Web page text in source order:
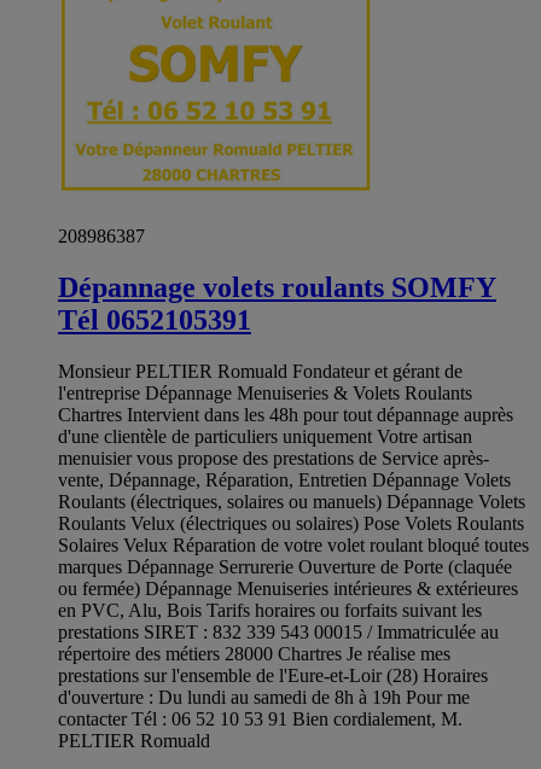
208986387
Dépannage volets roulants SOMFY
Tél 0652105391
Monsieur PELTIER Romuald Fondateur et gérant de
l'entreprise Dépannage Menuiseries & Volets Roulants
Chartres Intervient dans les 48h pour tout dépannage auprès
d'une clientèle de particuliers uniquement Votre artisan
menuisier vous propose des prestations de Service après-
vente, Dépannage, Réparation, Entretien Dépannage Volets
Roulants (électriques, solaires ou manuels) Dépannage Volets
Roulants Velux (électriques ou solaires) Pose Volets Roulants
Solaires Velux Réparation de votre volet roulant bloqué toutes
marques Dépannage Serrurerie Ouverture de Porte (claquée
ou fermée) Dépannage Menuiseries intérieures & extérieures
en PVC, Alu, Bois Tarifs horaires ou forfaits suivant les
prestations SIRET : 832 339 543 00015 / Immatriculée au
répertoire des métiers 28000 Chartres Je réalise mes
prestations sur l'ensemble de l'Eure-et-Loir (28) Horaires
d'ouverture : Du lundi au samedi de 8h à 19h Pour me
contacter Tél : 06 52 10 53 91 Bien cordialement, M.
PELTIER Romuald